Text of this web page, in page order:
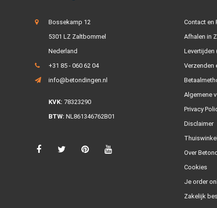
Bossekamp 12
5301 LZ Zaltbommel
Nederland
+31 85 - 060 62 04
info@betondingen.nl
KVK: 78323290
BTW: NL861346762B01
Contact en
Afhalen in
Levertijden
Verzenden
Algemene
Privacy
Disclaimer
Over
Cookies
Je order
Zakelijk